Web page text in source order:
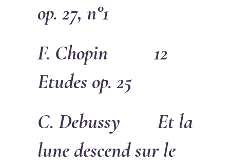
op. 27, n°1
F. Chopin
12
Etudes op. 25
C. Debussy
Et la
lune descend sur le